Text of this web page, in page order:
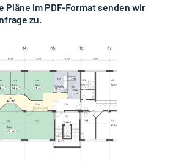
Pläne im PDF-Format senden wir
zu.